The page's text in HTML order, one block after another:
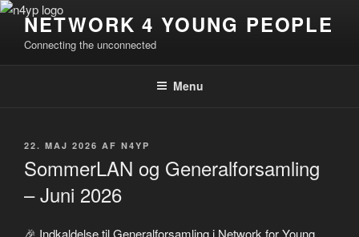
Videre
indhold
NETWORK 4 YOUNG PEOPLE
Connecting the unconnected
Menu
UDGIVET
22. MAJ 2026 AF N4YP
SommerLAN og Generalforsamling
– Juni 2026
🎉 Indkaldelse til Generalforsamling i Network for Young